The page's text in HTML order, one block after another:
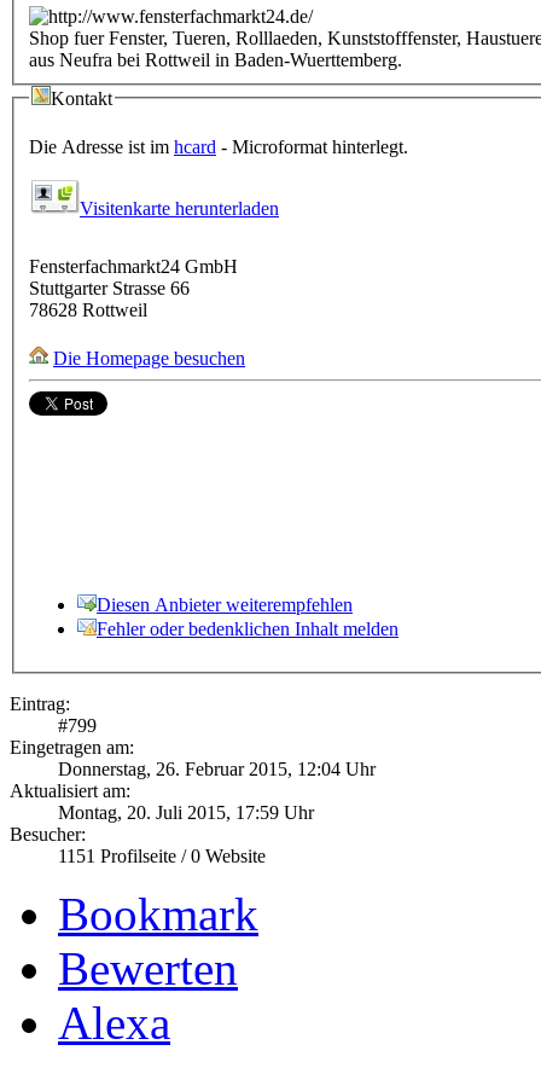
Shop fuer Fenster, Tueren, Rolllaeden, Kunststofffenster,
aus Neufra bei Rottweil in Baden-Wuerttemberg.
Kontakt
Die Adresse ist im hcard - Microformat hinterlegt.
Visitenkarte herunterladen
Fensterfachmarkt24 GmbH
Stuttgarter Strasse 66
78628 Rottweil
Die Homepage besuchen
Diesen Anbieter weiterempfehlen
Fehler oder bedenklichen Inhalt melden
Eintrag:
#799
Eingetragen am:
Donnerstag, 26. Februar 2015, 12:04 Uhr
Aktualisiert am:
Montag, 20. Juli 2015, 17:59 Uhr
Besucher:
1151 Profilseite /0 Website
Bookmark
Bewerten
Alexa